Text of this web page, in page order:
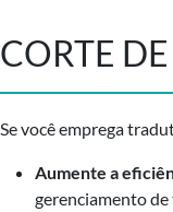
CORTE
Se você emprega
Aumente a
gerenciamento